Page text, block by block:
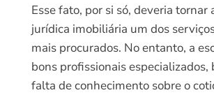
Esse fato, por si só, deveria tornar
jurídica imobiliária um dos
mais procurados. No entanto, a
bons profissionais especializados,
falta de conhecimento sobre o